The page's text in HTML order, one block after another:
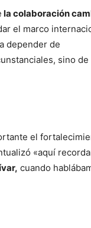
la colaboración
el marco
depender de
sino de
el
«aquí
cuando